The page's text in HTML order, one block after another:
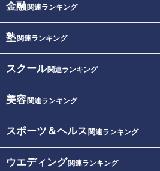
金融関連ランキング
塾関連ランキング
スクール関連ランキング
美容関連ランキング
スポーツ＆ヘルス 関連ランキング
ウエディング関連ランキング